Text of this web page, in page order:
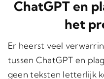
ChatGPT en
het
Er heerst veel
tussen ChatGPT en
geen teksten letterlijk